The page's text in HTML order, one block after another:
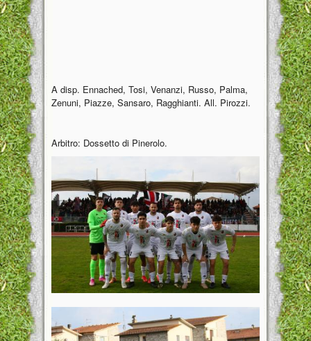
A disp. Ennached, Tosi, Venanzi, Russo, Palma,
Zenuni, Piazze, Sansaro, Ragghianti. All. Pirozzi.
Arbitro: Dossetto di Pinerolo.